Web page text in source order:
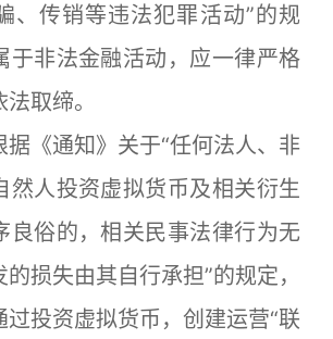
、传销等违法犯罪活动”的规
于非法金融活动，应一律严格
取缔。
《通知》关于“任何法人、非
然人投资虚拟货币及相关衍生
良俗的，相关民事法律行为无
损失由其自行承担”的规定，
过投资虚拟货币，创建运营“联